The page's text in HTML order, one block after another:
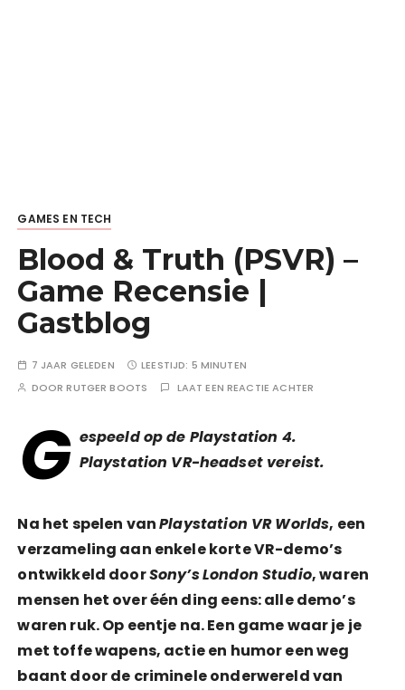
GAMES EN TECH
Blood & Truth (PSVR) –
Game Recensie |
Gastblog
7 JAAR GELEDEN LEESTIJD: 5 MINUTEN
DOORRUTGER BOOTS LAAT EEN REACTIE ACHTER
G espeeld op de Playstation 4.
Playstation VR-headset vereist.
Na het spelen vanPlaystation VR Worlds, een
verzameling aan enkele korte VR-demo’s
ontwikkeld doorSony’sLondon Studio, waren
mensen het over één ding eens: alle demo’s
waren ruk. Op eentje na. Een game waar je je
met toffe wapens, actie en humor een weg
baant door de criminele onderwereld van